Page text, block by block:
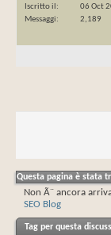
Iscritto il
06 Oct
Messaggi
2,189
Questa pagina è stata
Non Ã¨ ancora
SEO Blog
Tag per questa